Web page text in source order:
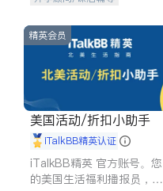
拥有成长型心态是成功的基
石。
精英会员
美国活动/折扣小助手
iTalkBB精英认证
iTalkBB精英 官方账号。您
的美国生活福利播报员，精